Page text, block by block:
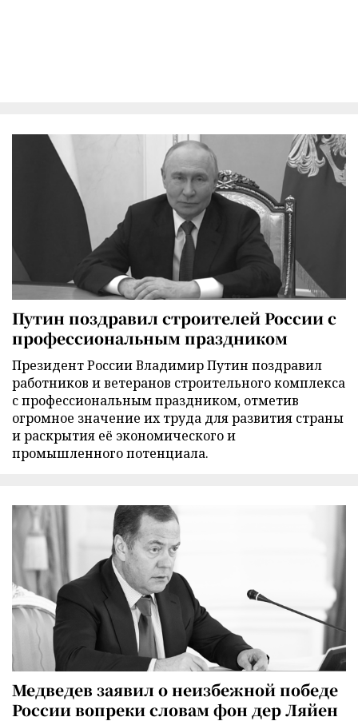
Путин поздравил строителей России с
профессиональным праздником
Президент России Владимир Путин поздравил
работников и ветеранов строительного комплекса
с профессиональным праздником, отметив
огромное значение их труда для развития страны
и раскрытия её экономического и
промышленного потенциала.
Медведев заявил о неизбежной победе
России вопреки словам фон дер Ляйен